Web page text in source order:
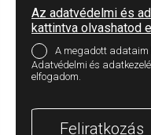
Az adatvédelmi és
kattintva olvashatod
A megadott adataim
Adatvédelmi és adatkezelési
elfogadom.
Feliratkozás